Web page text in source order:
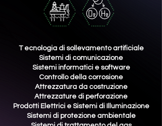
T ecnologia di sollevamento artificiale
Sistemi di comunicazione
Sistemi informatici e software
Controllo della corrosione
Attrezzatura da costruzione
Attrezzature di perforazione
Prodotti Elettrici e Sistemi di Illuminazione
Sistemi di protezione ambientale